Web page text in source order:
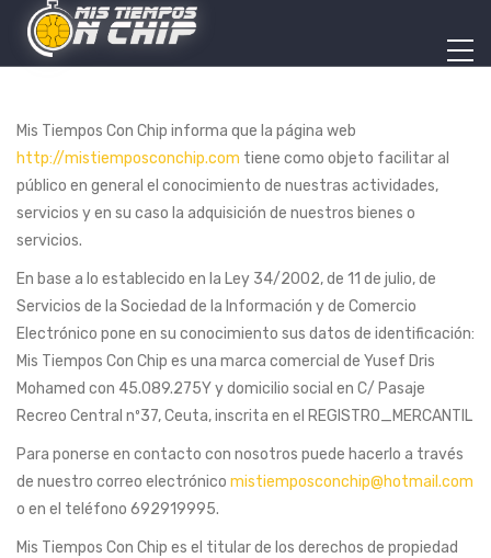
Mis Tiempos Con Chip informa que la página web
http://mistiemposconchip.com tiene como objeto facilitar al
público en general el conocimiento de nuestras actividades,
servicios y en su caso la adquisición de nuestros bienes o
servicios.
En base a lo establecido en la Ley 34/2002, de 11 de julio, de
Servicios de la Sociedad de la Información y de Comercio
Electrónico pone en su conocimiento sus datos de identificación:
Mis Tiempos Con Chip es una marca comercial de Yusef Dris
Mohamed con 45.089.275Y y domicilio social en C/ Pasaje
Recreo Central nº37, Ceuta, inscrita en el REGISTRO_MERCANTIL
Para ponerse en contacto con nosotros puede hacerlo a través
de nuestro correo electrónico mistiemposconchip@hotmail.com
o en el teléfono 692919995.
Mis Tiempos Con Chip es el titular de los derechos de propiedad